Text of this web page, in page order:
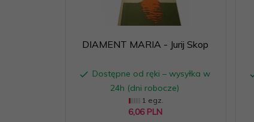
DIAMENT MARIA - Jurij Skop
Dostępne od ręki – wysyłka w
24h (dni robocze)
1 egz.
6,06 PLN